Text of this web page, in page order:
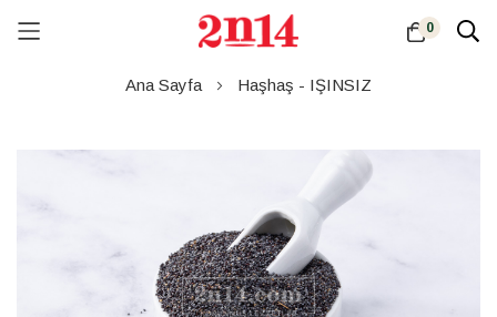
0
Ana Sayfa Haşhaş - IŞINSIZ
sonuna